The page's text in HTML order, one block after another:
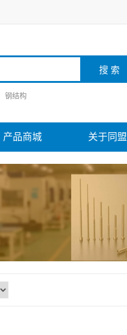
钢结构
产品商城 关于同盟